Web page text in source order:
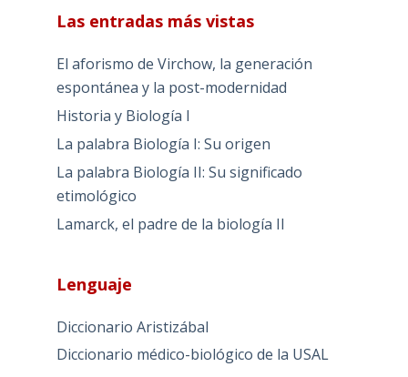
Las entradas más vistas
El aforismo de Virchow, la generación
espontánea y la post-modernidad
Historia y Biología I
La palabra Biología I: Su origen
La palabra Biología II: Su significado
etimológico
Lamarck, el padre de la biología II
Lenguaje
Diccionario Aristizábal
Diccionario médico-biológico de la USAL